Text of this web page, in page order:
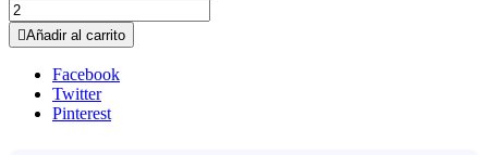
Añadir al carrito
Facebook
Twitter
Pinterest